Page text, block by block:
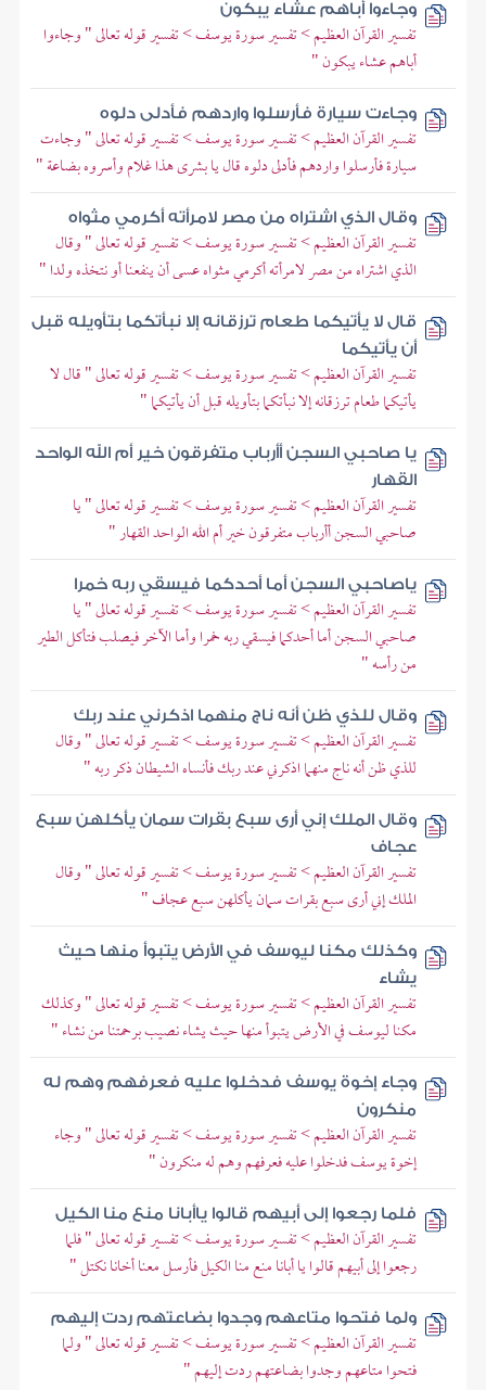
وجاءوا أباهم عشاء يبكون
تفسير القرآن العظيم > تفسير سورة يوسف > تفسير قوله تعالى " وجاءوا
أباهم عشاء يبكون "
وجاءت سيارة فأرسلوا واردهم فأدلى دلوه
تفسير القرآن العظيم > تفسير سورة يوسف > تفسير قوله تعالى " وجاءت
سيارة فأرسلوا واردهم فأدلى دلوه قال يا بشرى هذا غلام وأسروه بضاعة "
وقال الذي اشتراه من مصر لامرأته أكرمي مثواه
تفسير القرآن العظيم > تفسير سورة يوسف > تفسير قوله تعالى " وقال
الذي اشتراه من مصر لامرأته أكرمي مثواه عسى أن ينفعنا أو نتخذه ولدا "
قال لا يأتيكما طعام ترزقانه إلا نبأتكما بتأويله قبل
أن يأتيكما
تفسير القرآن العظيم > تفسير سورة يوسف > تفسير قوله تعالى " قال لا
يأتيكما طعام ترزقانه إلا نبأتكما بتأويله قبل أن يأتيكما "
يا صاحبي السجن أأرباب متفرقون خير أم الله الواحد
القهار
تفسير القرآن العظيم > تفسير سورة يوسف > تفسير قوله تعالى " يا
صاحبي السجن أأرباب متفرقون خير أم الله الواحد القهار "
ياصاحبي السجن أما أحدكما فيسقي ربه خمرا
تفسير القرآن العظيم > تفسير سورة يوسف > تفسير قوله تعالى " يا
صاحبي السجن أما أحدكما فيسقي ربه خمرا وأما الآخر فيصلب فتأكل الطير
من رأسه "
وقال للذي ظن أنه ناج منهما اذكرني عند ربك
تفسير القرآن العظيم > تفسير سورة يوسف > تفسير قوله تعالى " وقال
للذي ظن أنه ناج منهما اذكرني عند ربك فأنساه الشيطان ذكر ربه "
وقال الملك إني أرى سبع بقرات سمان يأكلهن سبع
عجاف
تفسير القرآن العظيم > تفسير سورة يوسف > تفسير قوله تعالى " وقال
الملك إني أرى سبع بقرات سمان يأكلهن سبع عجاف "
وكذلك مكنا ليوسف في الأرض يتبوأ منها حيث
يشاء
تفسير القرآن العظيم > تفسير سورة يوسف > تفسير قوله تعالى " وكذلك
مكنا ليوسف في الأرض يتبوأ منها حيث يشاء نصيب برحمتنا من نشاء "
وجاء إخوة يوسف فدخلوا عليه فعرفهم وهم له
منكرون
تفسير القرآن العظيم > تفسير سورة يوسف > تفسير قوله تعالى " وجاء
إخوة يوسف فدخلوا عليه فعرفهم وهم له منكرون "
فلما رجعوا إلى أبيهم قالوا ياأبانا منع منا الكيل
تفسير القرآن العظيم > تفسير سورة يوسف > تفسير قوله تعالى " فلما
رجعوا إلى أبيهم قالوا يا أبانا منع منا الكيل فأرسل معنا أخانا نكتل "
ولما فتحوا متاعهم وجدوا بضاعتهم ردت إليهم
تفسير القرآن العظيم > تفسير سورة يوسف > تفسير قوله تعالى " ولما
فتحوا متاعهم وجدوا بضاعتهم ردت إليهم "